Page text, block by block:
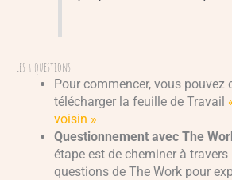
Les 4 questions
Pour commencer, vous pouvez
télécharger la feuille de Travail
voisin »
Questionnement avec The
étape est de cheminer à travers
questions de The Work pour